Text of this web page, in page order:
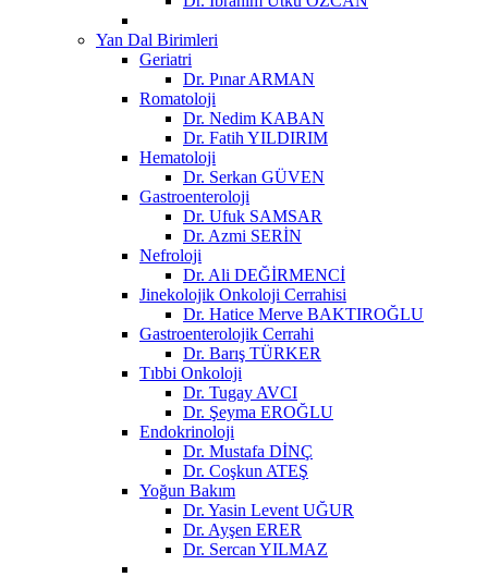
Yan Dal Birimleri
Geriatri
Dr. Pınar ARMAN
Romatoloji
Dr. Nedim KABAN
Dr. Fatih YILDIRIM
Hematoloji
Dr. Serkan GÜVEN
Gastroenteroloji
Dr. Ufuk SAMSAR
Dr. Azmi SERİN
Nefroloji
Dr. Ali DEĞİRMENCİ
Jinekolojik Onkoloji Cerrahisi
Dr. Hatice Merve BAKTIROĞLU
Gastroenterolojik Cerrahi
Dr. Barış TÜRKER
Tıbbi Onkoloji
Dr. Tugay AVCI
Dr. Şeyma EROĞLU
Endokrinoloji
Dr. Mustafa DİNÇ
Dr. Coşkun ATEŞ
Yoğun Bakım
Dr. Yasin Levent UĞUR
Dr. Ayşen ERER
Dr. Sercan YILMAZ